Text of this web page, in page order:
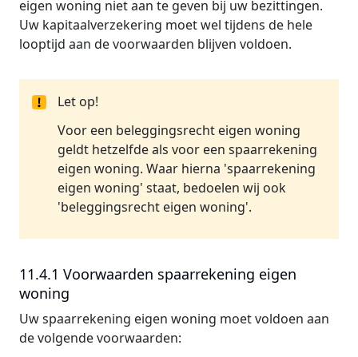
eigen woning niet aan te geven bij uw bezittingen.
Uw kapitaalverzekering moet wel tijdens de hele
looptijd aan de voorwaarden blijven voldoen.
Let op!
Voor een beleggingsrecht eigen woning
geldt hetzelfde als voor een spaarrekening
eigen woning. Waar hierna 'spaarrekening
eigen woning' staat, bedoelen wij ook
'beleggingsrecht eigen woning'.
11.4.1 Voorwaarden spaarrekening eigen
woning
Uw spaarrekening eigen woning moet voldoen aan
de volgende voorwaarden: